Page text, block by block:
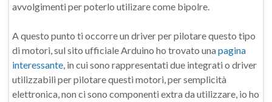
avvolgimenti per poterlo utilizare come bipolre.
A questo punto ti occorre un driver per pilotare questo tipo
di motori, sul sito ufficiale Arduino ho trovato una pagina
interessante, in cui sono rappresentati due integrati o driver
utilizzabili per pilotare questi motori, per semplicità
elettronica, non ci sono componenti extra da utilizzare, io ho